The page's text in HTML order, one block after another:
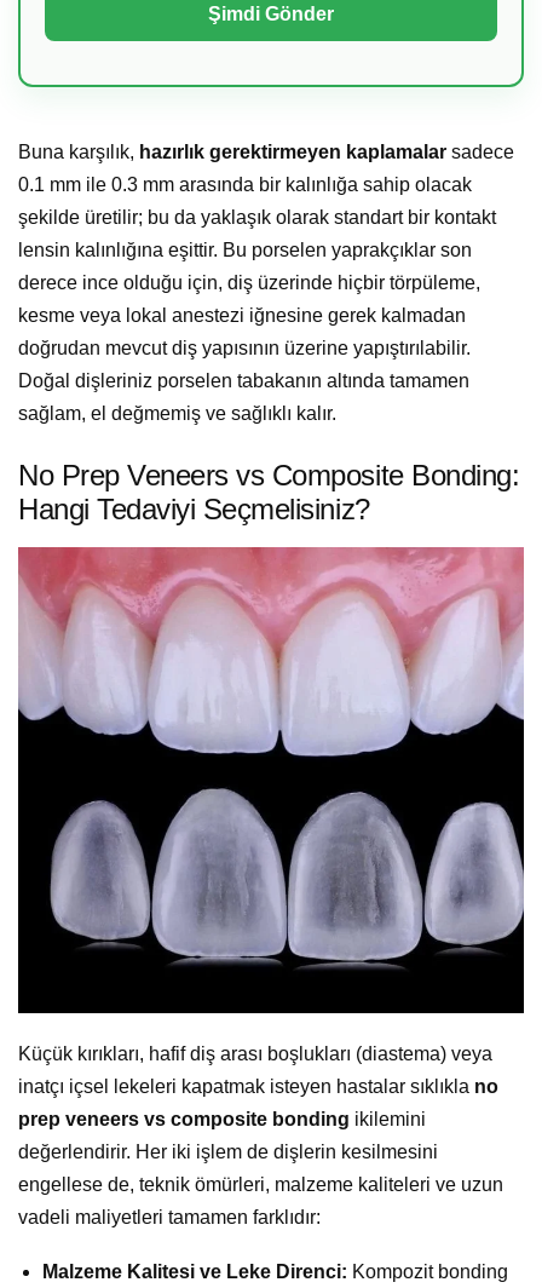
Buna karşılık, hazırlık gerektirmeyen kaplamalar sadece
0.1 mm ile 0.3 mm arasında bir kalınlığa sahip olacak
şekilde üretilir; bu da yaklaşık olarak standart bir kontakt
lensin kalınlığına eşittir. Bu porselen yaprakçıklar son
derece ince olduğu için, diş üzerinde hiçbir törpüleme,
kesme veya lokal anestezi iğnesine gerek kalmadan
doğrudan mevcut diş yapısının üzerine yapıştırılabilir.
Doğal dişleriniz porselen tabakanın altında tamamen
sağlam, el değmemiş ve sağlıklı kalır.
No Prep Veneers vs Composite Bonding:
Hangi Tedaviyi Seçmelisiniz?
Küçük kırıkları, hafif diş arası boşlukları (diastema) veya
inatçı içsel lekeleri kapatmak isteyen hastalar sıklıkla no
prep veneers vs composite bonding ikilemini
değerlendirir. Her iki işlem de dişlerin kesilmesini
engellese de, teknik ömürleri, malzeme kaliteleri ve uzun
vadeli maliyetleri tamamen farklıdır:
Malzeme Kalitesi ve Leke Direnci: Kompozit bonding